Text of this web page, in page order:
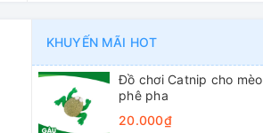
KHUYẾN MÃI HOT
Đồ chơi Catnip cho mèo
phê pha
20.000₫